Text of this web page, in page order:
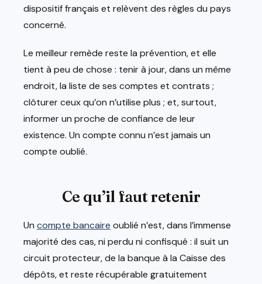
dispositif français et relèvent des règles du pays
concerné.
Le meilleur remède reste la prévention, et elle
tient à peu de chose : tenir à jour, dans un même
endroit, la liste de ses comptes et contrats ;
clôturer ceux qu’on n’utilise plus ; et, surtout,
informer un proche de confiance de leur
existence. Un compte connu n’est jamais un
compte oublié.
Ce qu’il faut retenir
Un compte bancaire oublié n’est, dans l’immense
majorité des cas, ni perdu ni confisqué : il suit un
circuit protecteur, de la banque à la Caisse des
dépôts, et reste récupérable gratuitement